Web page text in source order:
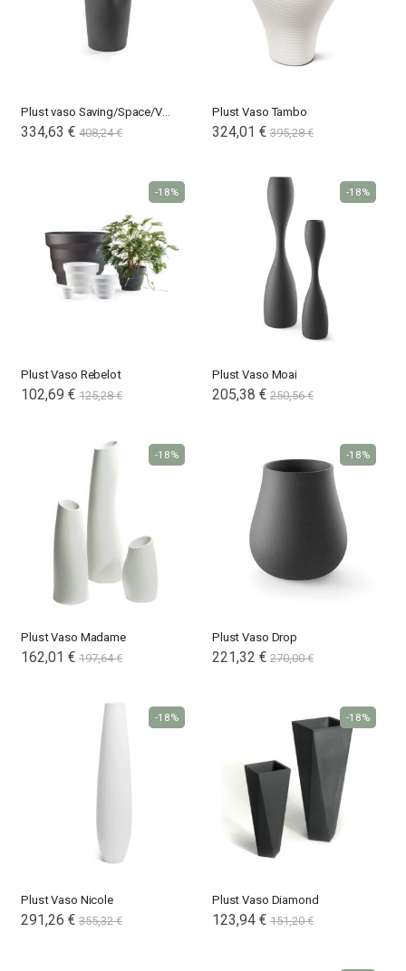
Plust vaso Saving/Space/Vase
334,63 € 408,24 €
Plust Vaso Tambo
324,01 € 395,28 €
Plust Vaso Rebelot
102,69 € 125,28 €
-18%
Plust Vaso Moai
205,38 € 250,56 €
-18%
Plust Vaso Madame
162,01 € 197,64 €
-18%
Plust Vaso Drop
221,32 € 270,00 €
-18%
Plust Vaso Nicole
291,26 € 355,32 €
-18%
Plust Vaso Diamond
123,94 € 151,20 €
-18%